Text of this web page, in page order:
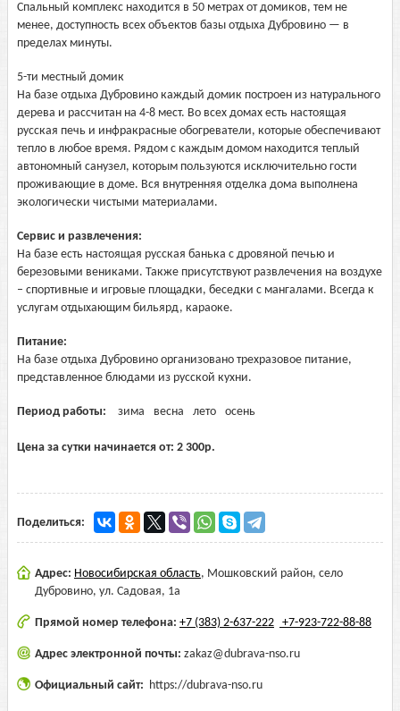
Спальный комплекс находится в 50 метрах от домиков, тем не
менее, доступность всех объектов базы отдыха Дубровино — в
пределах минуты.
5-ти местный домик
На базе отдыха Дубровино каждый домик построен из натурального
дерева и рассчитан на 4-8 мест. Во всех домах есть настоящая
русская печь и инфракрасные обогреватели, которые обеспечивают
тепло в любое время. Рядом с каждым домом находится теплый
автономный санузел, которым пользуются исключительно гости
проживающие в доме. Вся внутренняя отделка дома выполнена
экологически чистыми материалами.
Сервис и развлечения:
На базе есть настоящая русская банька с дровяной печью и
березовыми вениками. Также присутствуют развлечения на воздухе
– спортивные и игровые площадки, беседки с мангалами. Всегда к
услугам отдыхающим бильярд, караоке.
Питание:
На базе отдыха Дубровино организовано трехразовое питание,
представленное блюдами из русской кухни.
Период работы: зима весна лето осень
Цена за сутки начинается от: 2 300р.
Поделиться:
Адрес: Новосибирская область, Мошковский район, село
Дубровино, ул. Садовая, 1а
Прямой номер телефона: +7 (383) 2-637-222 +7-923-722-88-88
Адрес электронной почты: zakaz@dubrava-nso.ru
Официальный сайт: https://dubrava-nso.ru